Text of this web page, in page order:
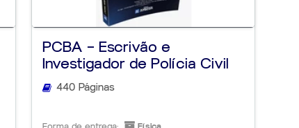
PCBA – Escrivão e
Investigador de Polícia Civil
da B...
440 Páginas